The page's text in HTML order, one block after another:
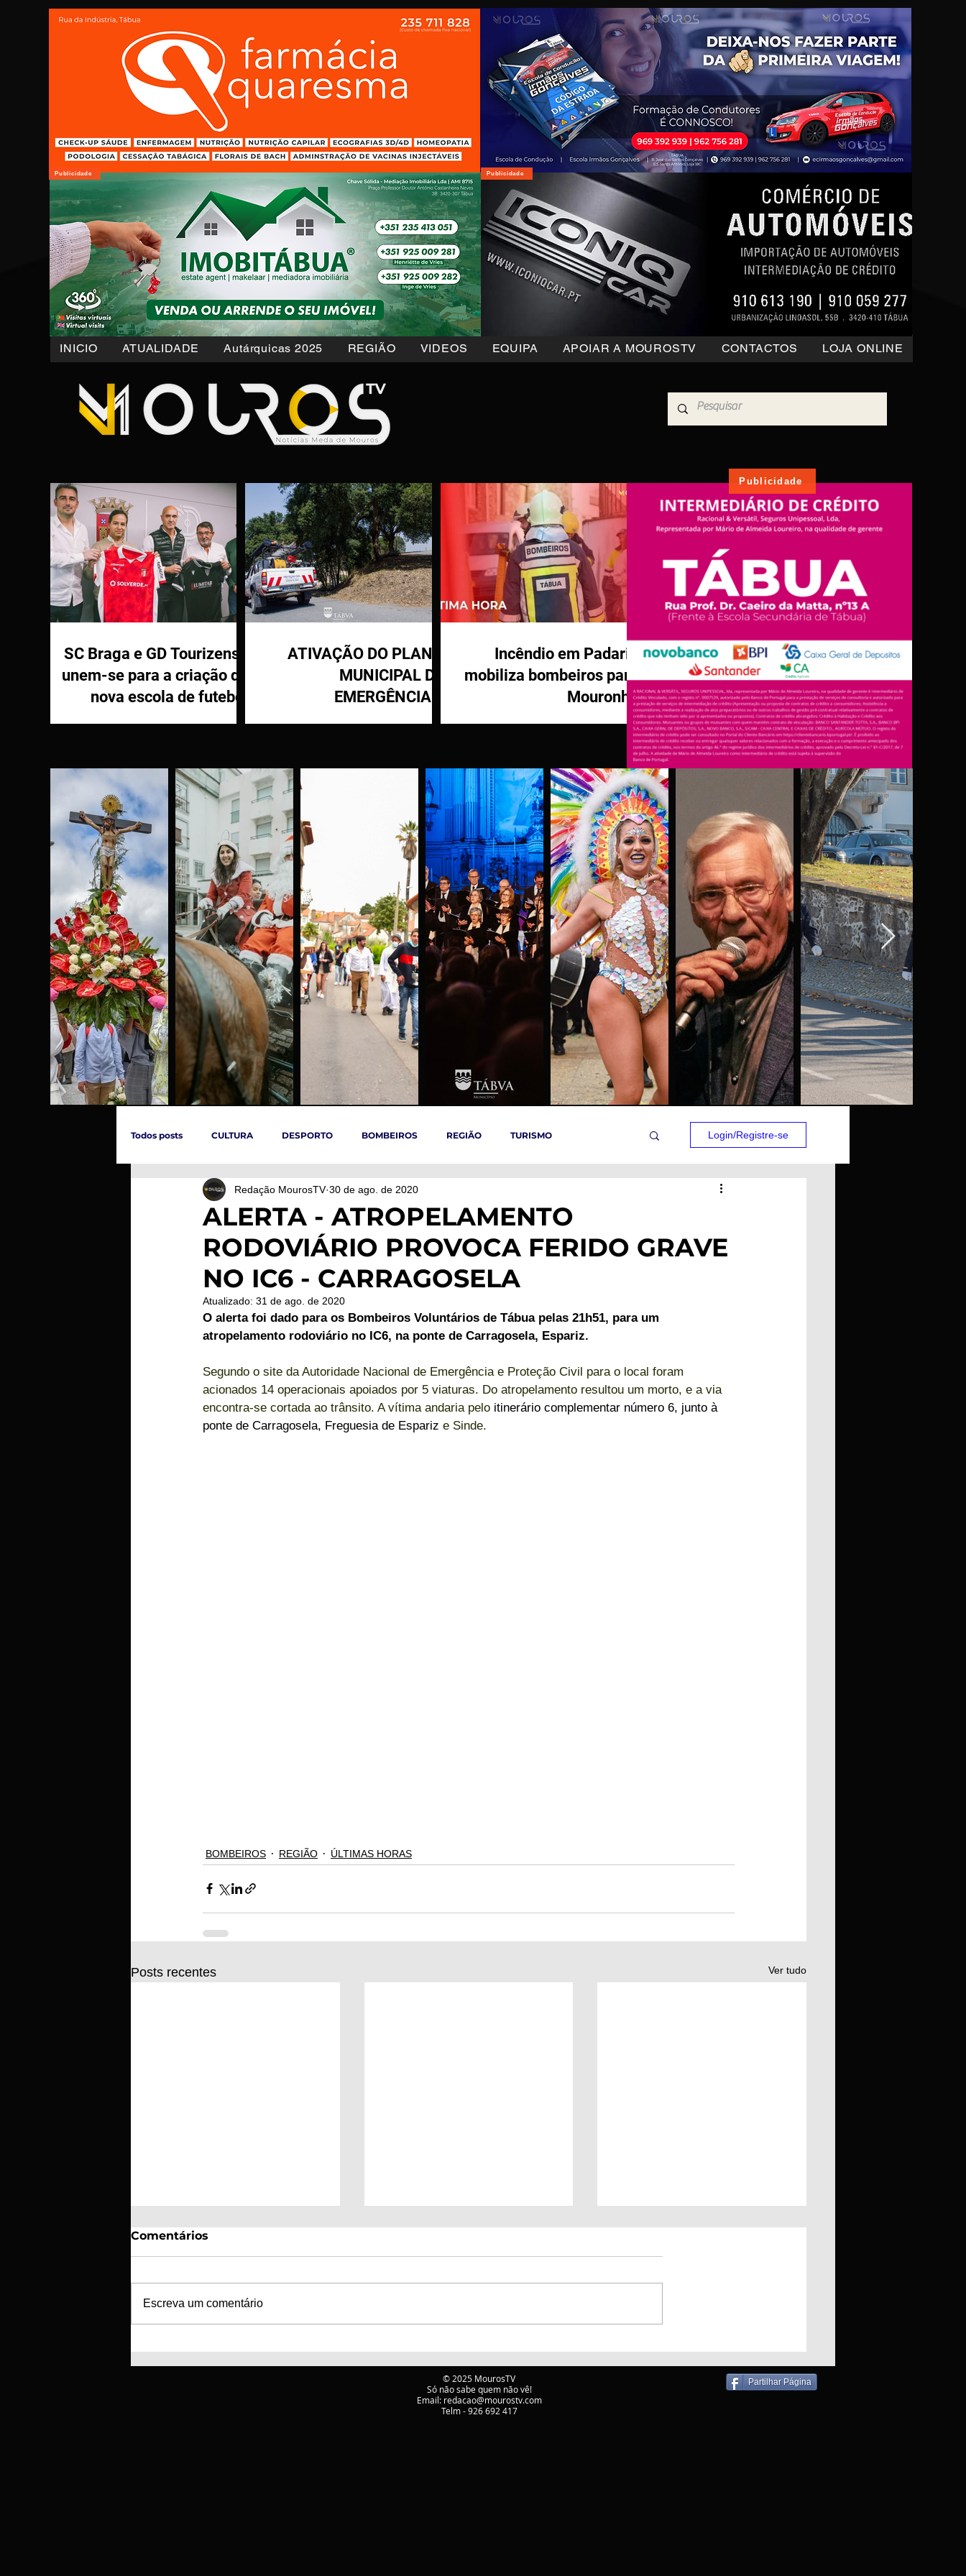
INICIO ATUALIDADE Autárquicas 2025 REGIÃO VIDEOS EQUIPA APOIAR A MOUROSTV CONTACTOS LOJA ONLINE
Publicidade Publicidade
SC Braga e GD Tourizense
unem-se para a criação de
nova escola de futebol
ATIVAÇÃO DO PLANO
MUNICIPAL DE
EMERGÊNCIA E
Incêndio em Padaria
mobiliza bombeiros para
Mouronho
Publicidade
Todos posts CULTURA DESPORTO BOMBEIROS REGIÃO TURISMO
ÚLTIMAS HORAS SOCIEDADE TÁBUA ARGANIL
INCÊNDIOS EVENTOS COVID-19 ARTIGOS Politica POLITICA SAÚDE
EMPRESAS ARTIGOS LUSA ELEIÇÕES
Login/Registre-se
ALERTA - ATROPELAMENTO
RODOVIÁRIO PROVOCA FERIDO GRAVE
NO IC6 - CARRAGOSELA
Redação MourosTV 30 de ago. de 2020
Atualizado: 31 de ago. de 2020
O alerta foi dado para os Bombeiros Voluntários de Tábua pelas 21h51, para um
atropelamento rodoviário no IC6, na ponte de Carragosela, Espariz.
Segundo o site da Autoridade Nacional de Emergência e Proteção Civil para o local foram
acionados 14 operacionais apoiados por 5 viaturas. Do atropelamento resultou um morto, e a via
encontra-se cortada ao trânsito. A vítima andaria pelo itinerário complementar número 6, junto à
ponte de Carragosela, Freguesia de Espariz e Sinde.
BOMBEIROS REGIÃO ÚLTIMAS HORAS
Posts recentes Ver tudo
SC Braga e GD Tourizense
unem-se para a criação
ATIVAÇÃO DO PLANO
MUNICIPAL DE
EMERGÊNCIA E
PROTEÇÃO CIVIL DE
Incêndio em Padaria
mobiliza bombeiros para
Comentários
Escreva um comentário
Partilhar Página
© 2025 MourosTV
Só não sabe quem não vê!
Email: redacao@mourostv.com
Telm - 926 692 417